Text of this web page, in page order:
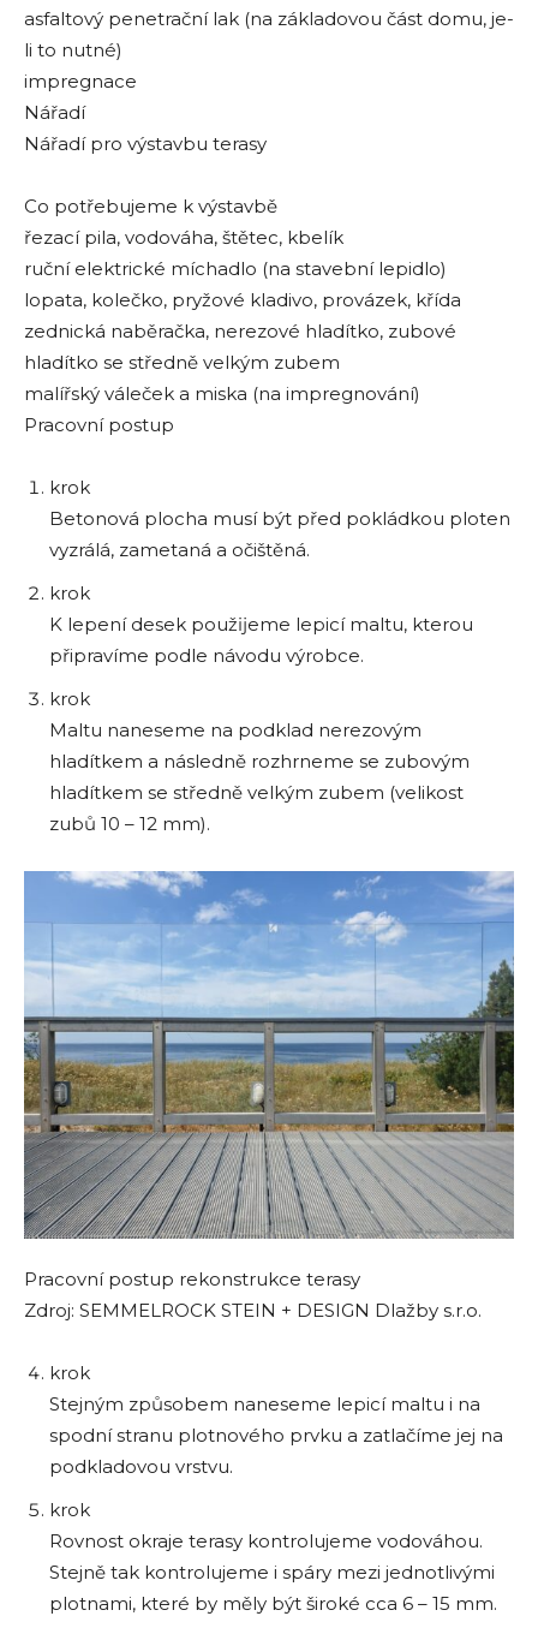
asfaltový penetrační lak (na základovou část domu, je-
li to nutné)
impregnace
Nářadí
Nářadí pro výstavbu terasy
Co potřebujeme k výstavbě
řezací pila, vodováha, štětec, kbelík
ruční elektrické míchadlo (na stavební lepidlo)
lopata, kolečko, pryžové kladivo, provázek, křída
zednická naběračka, nerezové hladítko, zubové
hladítko se středně velkým zubem
malířský váleček a miska (na impregnování)
Pracovní postup
krok
Betonová plocha musí být před pokládkou ploten
vyzrálá, zametaná a očištěná.
krok
K lepení desek použĳeme lepicí maltu, kterou
připravíme podle návodu výrobce.
krok
Maltu naneseme na podklad nerezovým
hladítkem a následně rozhrneme se zubovým
hladítkem se středně velkým zubem (velikost
zubů 10 – 12 mm).
Pracovní postup rekonstrukce terasy
Zdroj: SEMMELROCK STEIN + DESIGN Dlažby s.r.o.
krok
Stejným způsobem naneseme lepicí maltu i na
spodní stranu plotnového prvku a zatlačíme jej na
podkladovou vrstvu.
krok
Rovnost okraje terasy kontrolujeme vodováhou.
Stejně tak kontrolujeme i spáry mezi jednotlivými
plotnami, které by měly být široké cca 6 – 15 mm.